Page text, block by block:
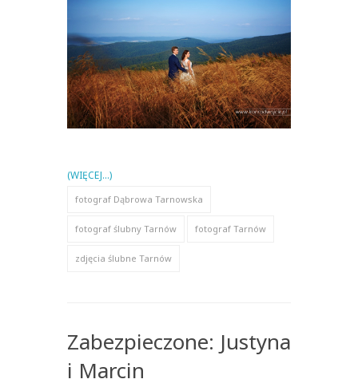
(WIĘCEJ…)
fotograf Dąbrowa Tarnowska
fotograf ślubny Tarnów fotograf Tarnów
zdjęcia ślubne Tarnów
Zabezpieczone: Justyna
i Marcin